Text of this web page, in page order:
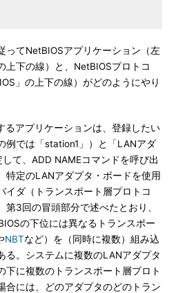
てNetBIOSアプリケーション（左
上下の線）と、NetBIOSプロトコ
」の上下の線）がどのようにやり
アプリケーションは、登録したい
例では「station1」）と「LANアダ
て、ADD NAMEコマンドを呼び出
特定のLANアダプタ・ボードを使用
イダ（トランスポート層プロトコ
第3回の冒頭部分で述べたとおり、
の下位には異なるトランスポー
NBTなど）を（同時に複数）組み込
る。システムに複数のLANアダプタ
下に複数のトランスポート層プロト
合には、どのアダプタのどのトラン